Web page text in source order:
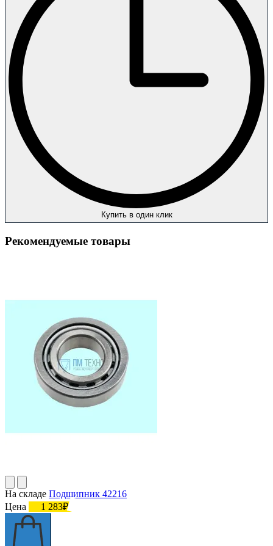
Купить в один клик
Рекомендуемые товары
На складе Подшипник 42216
Цена
1 283₽